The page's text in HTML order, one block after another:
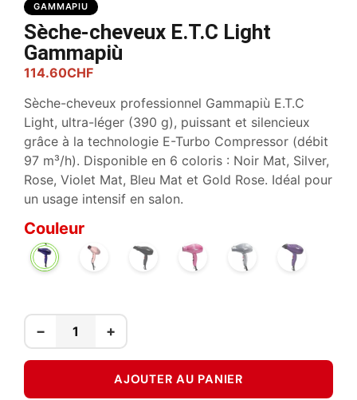
GAMMAPIU
Sèche-cheveux E.T.C Light
Gammapiù
114.60CHF
Sèche-cheveux professionnel Gammapiù E.T.C
Light, ultra-léger (390 g), puissant et silencieux
grâce à la technologie E-Turbo Compressor (débit
97 m³/h). Disponible en 6 coloris : Noir Mat, Silver,
Rose, Violet Mat, Bleu Mat et Gold Rose. Idéal pour
un usage intensif en salon.
Couleur
BLEU GOLD NOIR ROSE SILVER VIOLET
− +
AJOUTER AU PANIER